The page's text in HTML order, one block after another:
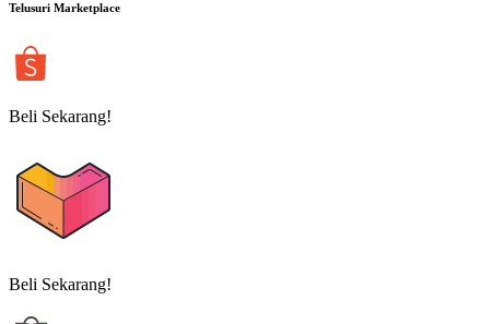
Telusuri Marketplace
Beli Sekarang!
Beli Sekarang!